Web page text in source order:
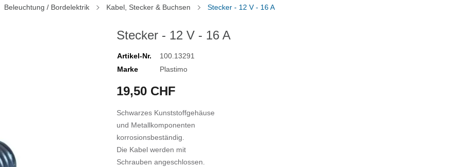
Beleuchtung / Bordelektrik Kabel, Stecker & Buchsen Stecker - 12 V - 16 A
Stecker - 12 V - 16 A
Artikel-Nr.
100.13291
Marke
Plastimo
19,50 CHF
Schwarzes Kunststoffgehäuse
und Metallkomponenten
korrosionsbeständig.
Die Kabel werden mit
Schrauben angeschlossen.